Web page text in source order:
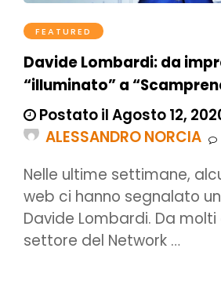
FEATURED
Davide Lombardi: da
“illuminato” a
Postato il Agosto 12,
ALESSANDRO NORCIA
Nelle ultime settimane,
web ci hanno segnalato
Davide Lombardi. Da
settore del Network …